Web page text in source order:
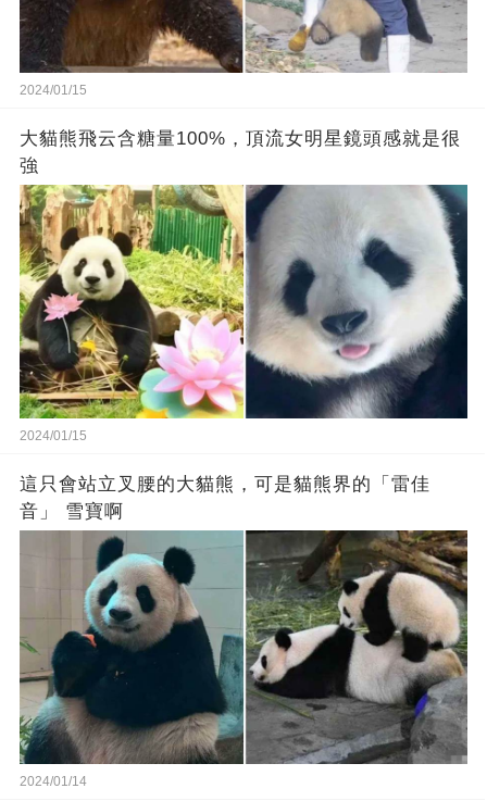
2024/01/15
大貓熊飛云含糖量100%，頂流女明星鏡頭感就是很
強
2024/01/15
這只會站立叉腰的大貓熊，可是貓熊界的「雷佳
音」 雪寶啊
2024/01/14